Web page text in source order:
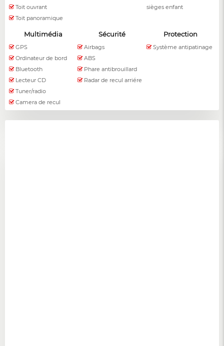
Toit ouvrant
Toit panoramique
sièges enfant
Multimédia
GPS
Ordinateur de bord
Bluetooth
Lecteur CD
Tuner/radio
Camera de recul
Sécurité
Airbags
ABS
Phare antibrouillard
Radar de recul arriére
Protection
Système antipatinage